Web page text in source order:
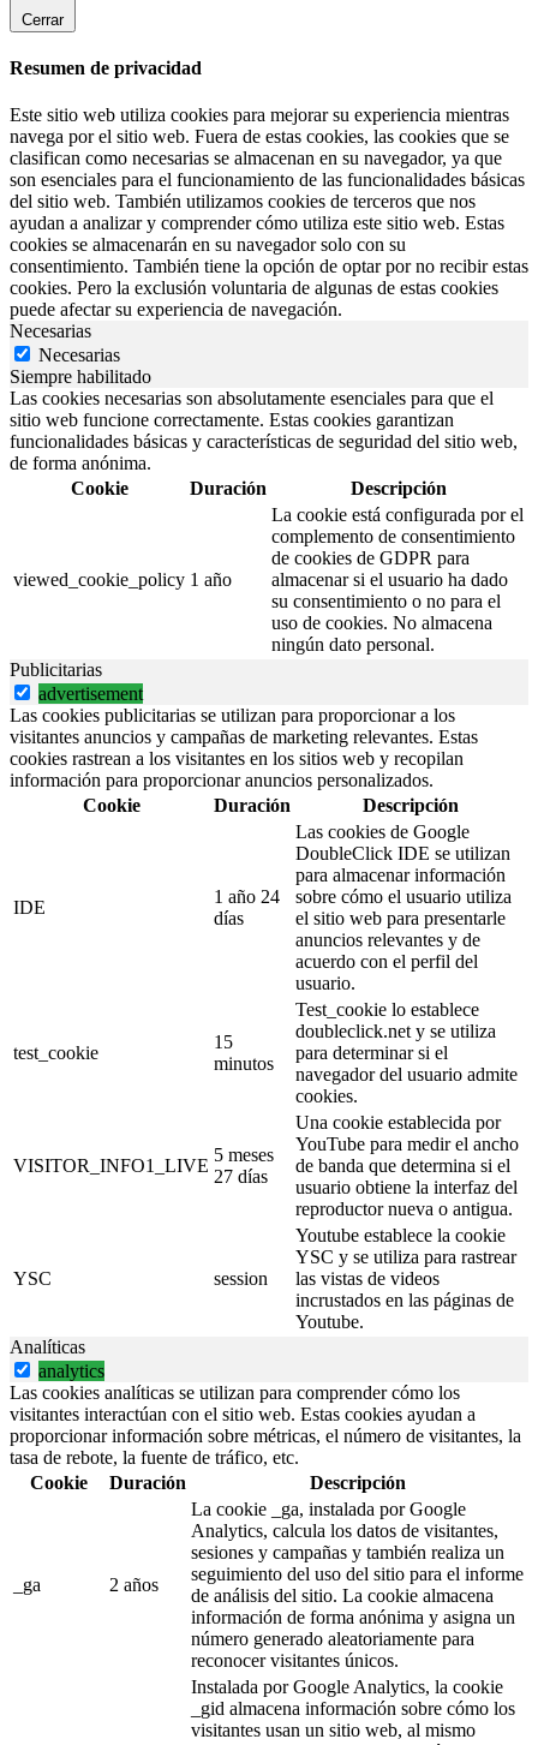
Cerrar
Resumen de privacidad
Este sitio web utiliza cookies para mejorar su experiencia mientras
navega por el sitio web. Fuera de estas cookies, las cookies que se
clasifican como necesarias se almacenan en su navegador, ya que
son esenciales para el funcionamiento de las funcionalidades básicas
del sitio web. También utilizamos cookies de terceros que nos
ayudan a analizar y comprender cómo utiliza este sitio web. Estas
cookies se almacenarán en su navegador solo con su
consentimiento. También tiene la opción de optar por no recibir estas
cookies. Pero la exclusión voluntaria de algunas de estas cookies
puede afectar su experiencia de navegación.
Necesarias
Necesarias
Siempre habilitado
Las cookies necesarias son absolutamente esenciales para que el
sitio web funcione correctamente. Estas cookies garantizan
funcionalidades básicas y características de seguridad del sitio web,
de forma anónima.
Cookie
Duración Descripción
viewed_cookie_policy 1 año
La cookie está configurada por el
complemento de consentimiento
de cookies de GDPR para
almacenar si el usuario ha dado
su consentimiento o no para el
uso de cookies. No almacena
ningún dato personal.
Publicitarias
advertisement
Las cookies publicitarias se utilizan para proporcionar a los
visitantes anuncios y campañas de marketing relevantes. Estas
cookies rastrean a los visitantes en los sitios web y recopilan
información para proporcionar anuncios personalizados.
Cookie
Duración Descripción
IDE
1 año 24
días
Las cookies de Google
DoubleClick IDE se utilizan
para almacenar información
sobre cómo el usuario utiliza
el sitio web para presentarle
anuncios relevantes y de
acuerdo con el perfil del
usuario.
test_cookie
15
minutos
Test_cookie lo establece
doubleclick.net y se utiliza
para determinar si el
navegador del usuario admite
cookies.
VISITOR_INFO1_LIVE
5 meses
27 días
Una cookie establecida por
YouTube para medir el ancho
de banda que determina si el
usuario obtiene la interfaz del
reproductor nueva o antigua.
YSC session
Youtube establece la cookie
YSC y se utiliza para rastrear
las vistas de videos
incrustados en las páginas de
Youtube.
Analíticas
analytics
Las cookies analíticas se utilizan para comprender cómo los
visitantes interactúan con el sitio web. Estas cookies ayudan a
proporcionar información sobre métricas, el número de visitantes, la
tasa de rebote, la fuente de tráfico, etc.
Cookie
Duración Descripción
_ga 2 años
La cookie _ga, instalada por Google
Analytics, calcula los datos de visitantes,
sesiones y campañas y también realiza un
seguimiento del uso del sitio para el informe
de análisis del sitio. La cookie almacena
información de forma anónima y asigna un
número generado aleatoriamente para
reconocer visitantes únicos.
Instalada por Google Analytics, la cookie
_gid almacena información sobre cómo los
visitantes usan un sitio web, al mismo